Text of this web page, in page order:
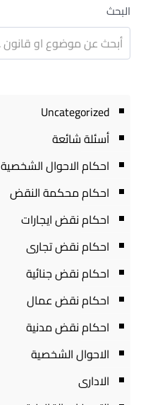
البحث
Uncategorized
أسئلة شائعة
احكام الاحوال الشخصية
احكام محكمة النقض
احكام نقض ايجارات
احكام نقض تجارى
احكام نقض جنائية
احكام نقض عمال
احكام نقض مدنية
الاحوال الشخصية
الادارى